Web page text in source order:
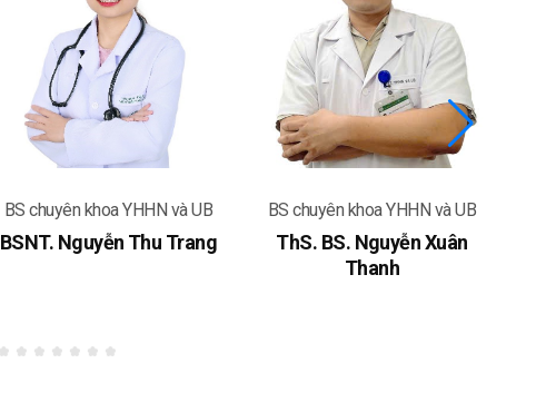
BS chuyên khoa YHHN và UB
BSNT. Nguyễn Thu Trang
BS chuyên khoa YHHN và UB
ThS. BS. Nguyễn Xuân
Thanh